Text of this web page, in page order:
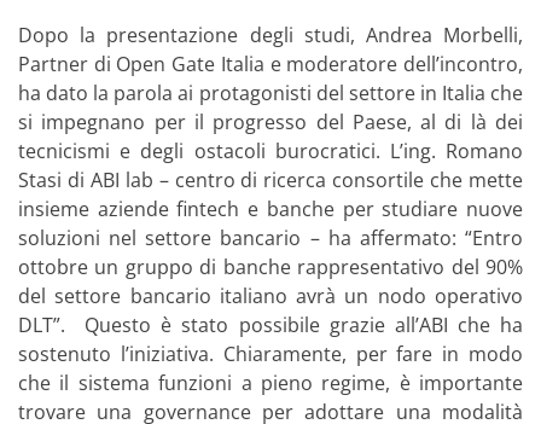
Dopo la presentazione degli studi, Andrea Morbelli,
Partner di Open Gate Italia e moderatore dell’incontro,
ha dato la parola ai protagonisti del settore in Italia che
si impegnano per il progresso del Paese, al di là dei
tecnicismi e degli ostacoli burocratici. L’ing. Romano
Stasi di ABI lab – centro di ricerca consortile che mette
insieme aziende fintech e banche per studiare nuove
soluzioni nel settore bancario – ha affermato: “Entro
ottobre un gruppo di banche rappresentativo del 90%
del settore bancario italiano avrà un nodo operativo
DLT”. Questo è stato possibile grazie all’ABI che ha
sostenuto l’iniziativa. Chiaramente, per fare in modo
che il sistema funzioni a pieno regime, è importante
trovare una governance per adottare una modalità